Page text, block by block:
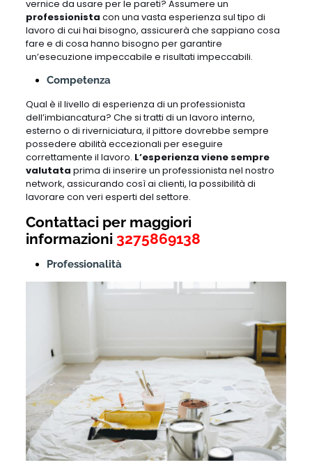
vernice da usare per le pareti? Assumere un
professionista con una vasta esperienza sul tipo di
lavoro di cui hai bisogno, assicurerà che sappiano cosa
fare e di cosa hanno bisogno per garantire
un’esecuzione impeccabile e risultati impeccabili.
Competenza
Qual è il livello di esperienza di un professionista
dell’imbiancatura? Che si tratti di un lavoro interno,
esterno o di riverniciatura, il pittore dovrebbe sempre
possedere abilità eccezionali per eseguire
correttamente il lavoro. L’esperienza viene sempre
valutata prima di inserire un professionista nel nostro
network, assicurando così ai clienti, la possibilità di
lavorare con veri esperti del settore.
Contattaci per maggiori
informazioni 3275869138
Professionalità